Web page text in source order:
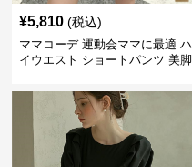
¥5,810 (税込)
ママコーデ 運動会ママに最適 ハ
イウエスト ショートパンツ 美脚